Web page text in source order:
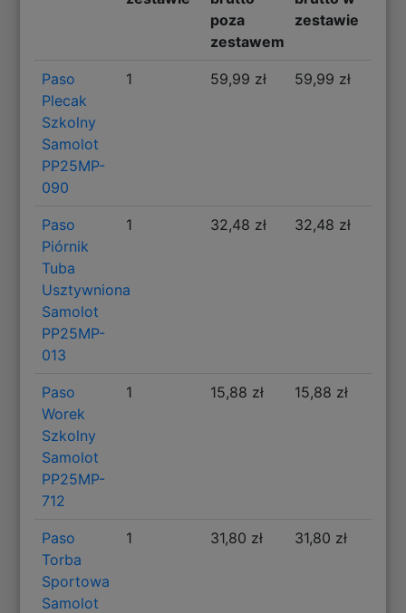
poza
zestawem
zestawie
Paso
Plecak
Szkolny
Samolot
PP25MP-
090
1 59,99 zł 59,99 zł
Paso
Piórnik
Tuba
Usztywniona
Samolot
PP25MP-
013
1 32,48 zł 32,48 zł
Paso
Worek
Szkolny
Samolot
PP25MP-
712
1 15,88 zł 15,88 zł
Paso
Torba
Sportowa
Samolot
1 31,80 zł 31,80 zł